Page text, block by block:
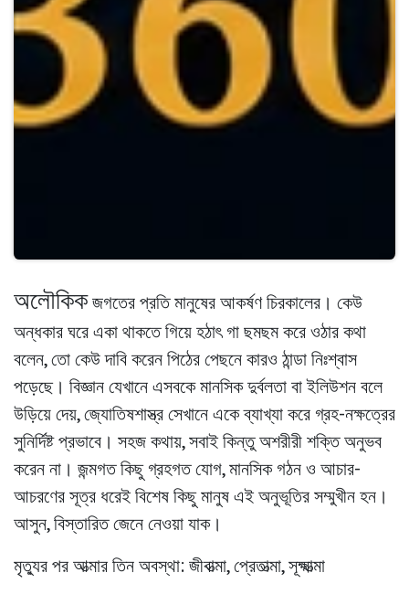
অলৌকিকজগতের প্রতি মানুষের আকর্ষণ চিরকালের। কেউ
অন্ধকার ঘরে একা থাকতে গিয়ে হঠাৎ গা ছমছম করে ওঠার কথা
বলেন, তো কেউ দাবি করেন পিঠের পেছনে কারও ঠান্ডা নিঃশ্বাস
পড়েছে। বিজ্ঞান যেখানে এসবকে মানসিক দুর্বলতা বা ইলিউশন বলে
উড়িয়ে দেয়, জ্যোতিষশাস্ত্র সেখানে একে ব্যাখ্যা করে গ্রহ-নক্ষত্রের
সুনির্দিষ্ট প্রভাবে। সহজ কথায়, সবাই কিন্তু অশরীরী শক্তি অনুভব
করেন না। জন্মগত কিছু গ্রহগত যোগ, মানসিক গঠন ও আচার-
আচরণের সূত্র ধরেই বিশেষ কিছু মানুষ এই অনুভূতির সম্মুখীন হন।
আসুন, বিস্তারিত জেনে নেওয়া যাক।
মৃত্যুর পর আত্মার তিন অবস্থা: জীবাত্মা, প্রেতাত্মা, সূক্ষ্মাত্মা